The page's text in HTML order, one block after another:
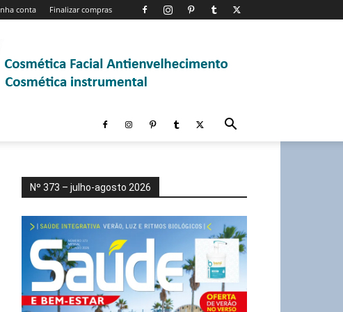
conta Finalizar compras
Nº 373 – julho-agosto 2026